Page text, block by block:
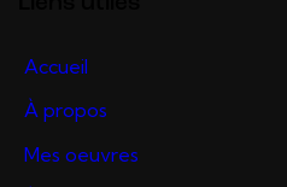
Accueil
À propos
Mes oeuvres